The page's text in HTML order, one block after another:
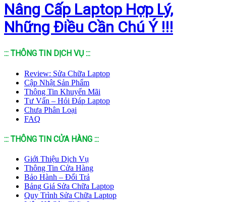
Nâng Cấp Laptop Hợp Lý,
Những Điều Cần Chú Ý !!!
::: THÔNG TIN DỊCH VỤ :::
Review: Sửa Chữa Laptop
Cập Nhật Sản Phẩm
Thông Tin Khuyến Mãi
Tư Vấn – Hỏi Đáp Laptop
Chưa Phân Loại
FAQ
::: THÔNG TIN CỬA HÀNG :::
Giới Thiệu Dịch Vụ
Thông Tin Cửa Hàng
Bảo Hành – Đổi Trả
Bảng Giá Sửa Chữa Laptop
Quy Trình Sửa Chữa Laptop